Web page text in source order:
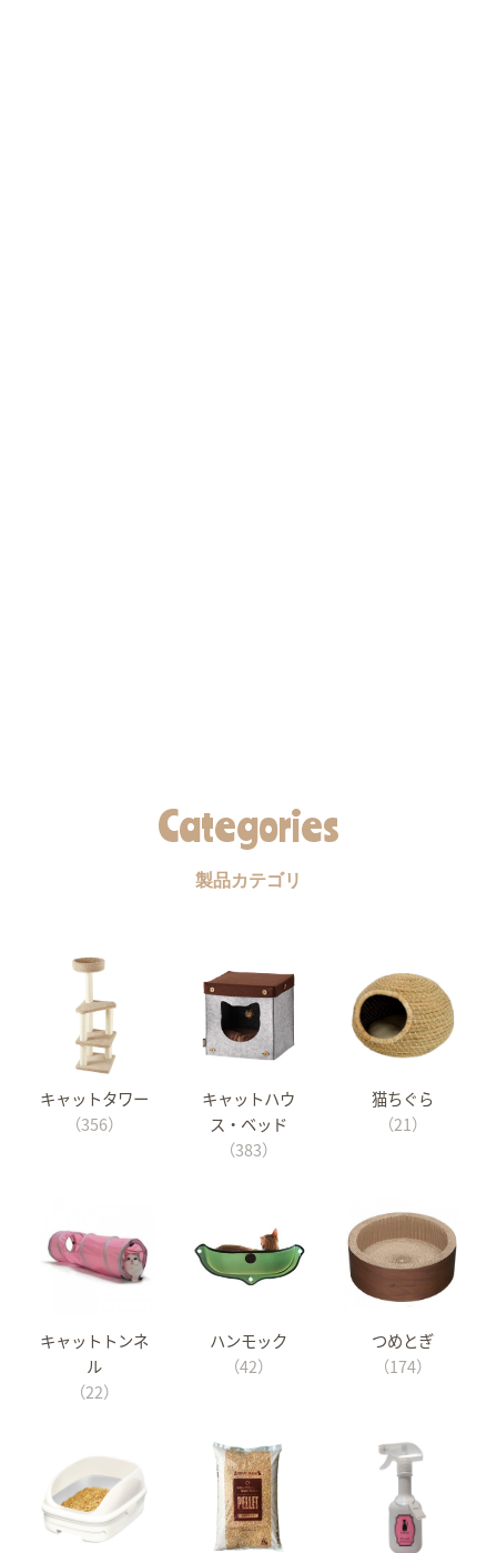
Categories
製品カテゴリ
キャットタワー
（356）
キャットハウ
ス・ベッド
（383）
猫ちぐら
（21）
キャットトンネ
ル
（22）
ハンモック
（42）
つめとぎ
（174）